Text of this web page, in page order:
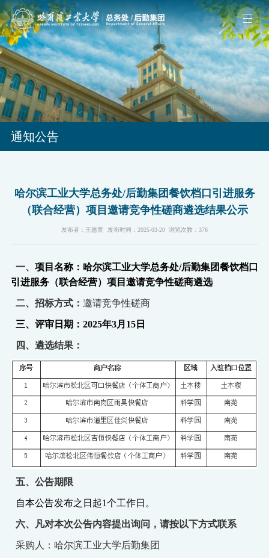
通知公告
哈尔滨工业大学总务处/后勤集团餐饮档口引进服务
（联合经营）项目邀请竞争性磋商遴选结果公示
发布者：王惠萱 发布时间：2025-03-20 浏览次数： 376
一、 项目名称：哈尔滨工业大学总务处/后勤集团餐饮档口
引进服务（联合经营）项目邀请竞争性磋商遴选
二、 招标方式： 邀请竞争性磋商
三、评审日期： 2025年3月15日
四、遴选结果：
五、公告期限
自本公告发布之日起1个工作日。
六、凡对本次公告内容提出询问，请按以下方式联系
采购人：哈尔滨工业大学后勤集团